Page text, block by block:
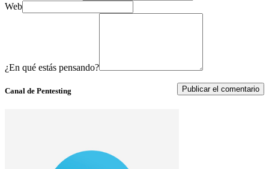
Web
¿En qué estás pensando?
Canal de Pentesting